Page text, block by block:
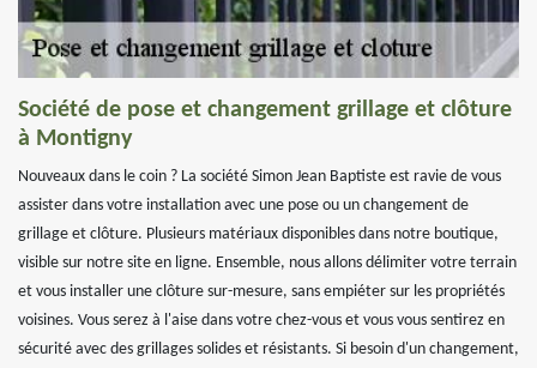
Société de pose et changement grillage et clôture
à Montigny
Nouveaux dans le coin ? La société Simon Jean Baptiste est ravie de vous
assister dans votre installation avec une pose ou un changement de
grillage et clôture. Plusieurs matériaux disponibles dans notre boutique,
visible sur notre site en ligne. Ensemble, nous allons délimiter votre terrain
et vous installer une clôture sur-mesure, sans empiéter sur les propriétés
voisines. Vous serez à l'aise dans votre chez-vous et vous vous sentirez en
sécurité avec des grillages solides et résistants. Si besoin d'un changement,